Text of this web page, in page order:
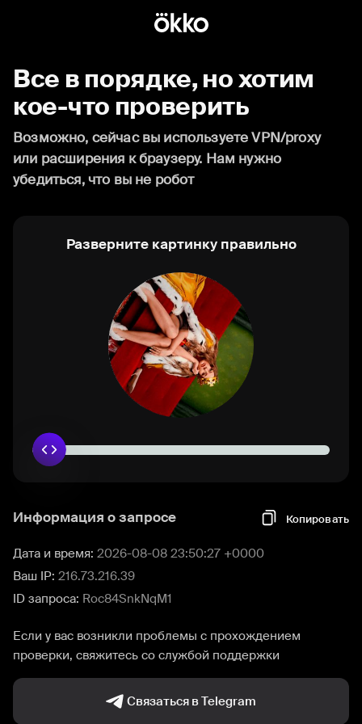
Все в порядке, но хотим
кое-что проверить
Возможно, сейчас вы используете VPN/proxy
или расширения к браузеру. Нам нужно
убедиться, что вы не робот
Разверните картинку правильно
Информация о запросе Копировать
Дата и время: 2026-08-08 23:50:27 +0000
Ваш IP: 216.73.216.39
ID запроса: Roc84SnkNqM1
Если у вас возникли проблемы с прохождением
проверки, свяжитесь со службой поддержки
Связаться в Telegram